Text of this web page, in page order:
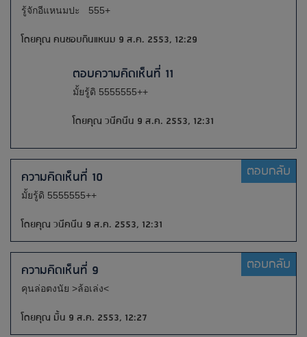
รู้จักอีแหนมปะ 555+
โดยคุณ คนชอบกินแหนม 9 ส.ค. 2553, 12:29
ตอบความคิดเห็นที่ 11
มั้ยรู้ดิ 5555555++
โดยคุณ วนีคนีน 9 ส.ค. 2553, 12:31
ความคิดเห็นที่ 10 ตอบกลับ
มั้ยรู้ดิ 5555555++
โดยคุณ วนีคนีน 9 ส.ค. 2553, 12:31
ความคิดเห็นที่ 9 ตอบกลับ
คุนล่อตงนัย >ล้อเล่ง<
โดยคุณ มิ้น 9 ส.ค. 2553, 12:27